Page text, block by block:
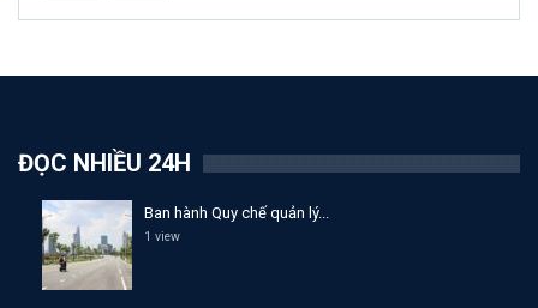
ĐỌC NHIỀU 24H
Ban hành Quy chế quản lý...
1 view